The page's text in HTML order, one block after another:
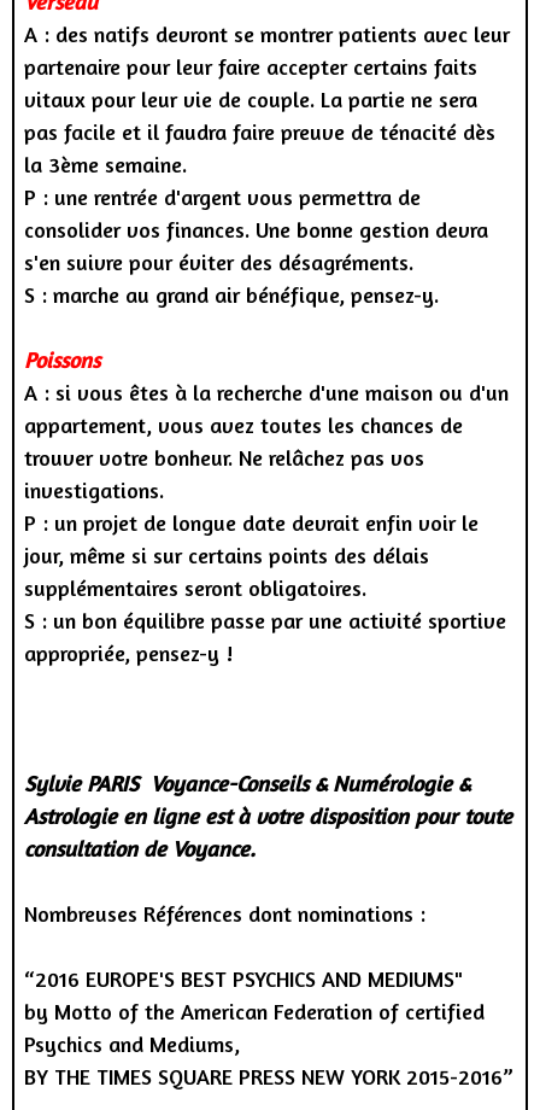
A : des natifs devront se montrer patients avec leur
partenaire pour leur faire accepter certains faits
vitaux pour leur vie de couple. La partie ne sera
pas facile et il faudra faire preuve de ténacité dès
la 3ème semaine.
P : une rentrée d'argent vous permettra de
consolider vos finances. Une bonne gestion devra
s'en suivre pour éviter des désagréments.
S : marche au grand air bénéfique, pensez-y.
Poissons
A : si vous êtes à la recherche d'une maison ou d'un
appartement, vous avez toutes les chances de
trouver votre bonheur. Ne relâchez pas vos
investigations.
P : un projet de longue date devrait enfin voir le
jour, même si sur certains points des délais
supplémentaires seront obligatoires.
S : un bon équilibre passe par une activité sportive
appropriée, pensez-y !
Sylvie PARIS Voyance-Conseils & Numérologie &
Astrologie en ligne est à votre disposition pour toute
consultation de Voyance.
Nombreuses Références dont nominations :
“2016 EUROPE'S BEST PSYCHICS AND MEDIUMS"
by Motto of the American Federation of certified
Psychics and Mediums,
BY THE TIMES SQUARE PRESS NEW YORK 2015-2016”